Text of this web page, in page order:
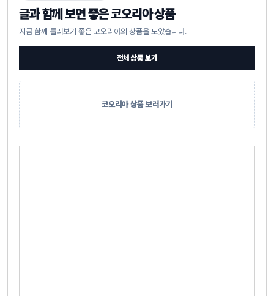
글과 함께 보면 좋은 코오리아 상품
지금 함께 둘러보기 좋은 코오리아의 상품을 모았습니다.
전체 상품 보기
코오리아 상품 보러가기